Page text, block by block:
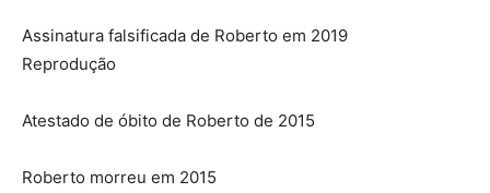
Assinatura falsificada de Roberto em 2019
Reprodução
Atestado de óbito de Roberto de 2015
Roberto morreu em 2015